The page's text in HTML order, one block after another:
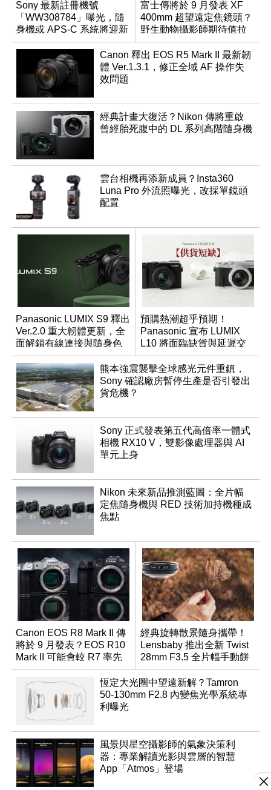
Sony 最新註冊機號
「WW308784」曝光，隨
身機或 APS-C 系統將迎新
成員？
富士傳將於 9 月發表 XF
400mm 超望遠定焦鏡頭？
野生動物攝影師期待值拉
滿
Canon 釋出 EOS R5 Mark II 最新韌
體 Ver.1.3.1，修正全域 AF 操作失
效問題
經典計畫大復活？Nikon 傳將重啟
曾經胎死腹中的 DL 系列高階隨身機
雲台相機再添新成員？Insta360
Luna Pro 外流照曝光，改採單鏡頭
配置
Panasonic LUMIX S9 釋出
Ver.2.0 重大韌體更新，全
面解鎖有線連接與隨身色
調編輯
預購熱潮超乎預期！
Panasonic 宣布 LUMIX
L10 將面臨缺貨與延遲交
貨時間
熊本強震襲擊全球感光元件重鎮，
Sony 確認廠房暫停生產是否引發出
貨危機？
Sony 正式發表第五代高倍率一體式
相機 RX10 V，雙影像處理器與 AI
單元上身
Nikon 未來新品推測藍圖：全片幅
定焦隨身機與 RED 技術加持機種成
焦點
Canon EOS R8 Mark II 傳
將於 9 月發表？EOS R10
Mark II 可能會較 R7 率先
推出
經典旋轉散景隨身攜帶！
Lensbaby 推出全新 Twist
28mm F3.5 全片幅手動餅
乾鏡
恆定大光圈中望遠新解？Tamron
50-130mm F2.8 內變焦光學系統專
利曝光
風景與星空攝影師的氣象決策利
器：專業解讀光影與雲層的智慧
App「Atmos」登場